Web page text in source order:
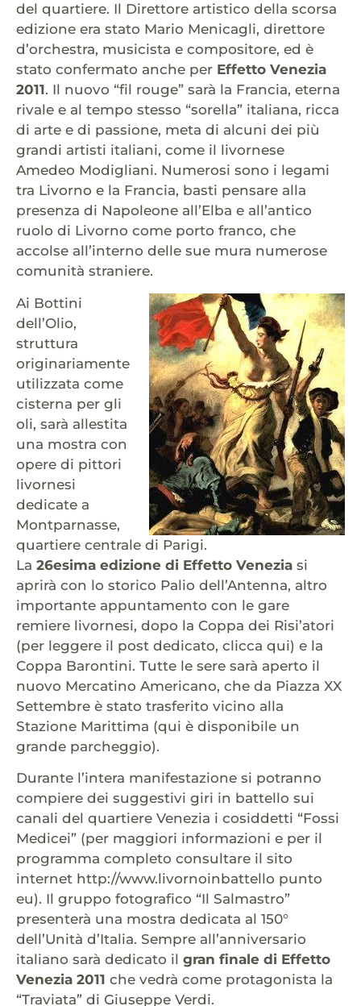
del quartiere. Il Direttore artistico della scorsa
edizione era stato Mario Menicagli, direttore
d’orchestra, musicista e compositore, ed è
stato confermato anche per Effetto Venezia
2011. Il nuovo “fil rouge” sarà la Francia, eterna
rivale e al tempo stesso “sorella” italiana, ricca
di arte e di passione, meta di alcuni dei più
grandi artisti italiani, come il livornese
Amedeo Modigliani. Numerosi sono i legami
tra Livorno e la Francia, basti pensare alla
presenza di Napoleone all’Elba e all’antico
ruolo di Livorno come porto franco, che
accolse all’interno delle sue mura numerose
comunità straniere.
Ai Bottini
dell’Olio,
struttura
originariamente
utilizzata come
cisterna per gli
oli, sarà allestita
una mostra con
opere di pittori
livornesi
dedicate a
Montparnasse,
quartiere centrale di Parigi.
La 26esima edizione di Effetto Venezia si
aprirà con lo storico Palio dell’Antenna, altro
importante appuntamento con le gare
remiere livornesi, dopo la Coppa dei Risi’atori
(per leggere il post dedicato, clicca qui) e la
Coppa Barontini. Tutte le sere sarà aperto il
nuovo Mercatino Americano, che da Piazza XX
Settembre è stato trasferito vicino alla
Stazione Marittima (qui è disponibile un
grande parcheggio).
Durante l’intera manifestazione si potranno
compiere dei suggestivi giri in battello sui
canali del quartiere Venezia i cosiddetti “Fossi
Medicei” (per maggiori informazioni e per il
programma completo consultare il sito
internet http://www.livornoinbattello punto
eu). Il gruppo fotografico “Il Salmastro”
presenterà una mostra dedicata al 150°
dell’Unità d’Italia. Sempre all’anniversario
italiano sarà dedicato il gran finale di Effetto
Venezia 2011 che vedrà come protagonista la
“Traviata” di Giuseppe Verdi.